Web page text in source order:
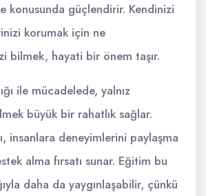
konusunda güçlendirir. Kendinizi
korumak için ne
bilmek, hayati bir önem taşır.
ile mücadelede, yalnız
büyük bir rahatlık sağlar.
insanlara deneyimlerini paylaşma
alma fırsatı sunar. Eğitim bu
daha da yaygınlaşabilir, çünkü